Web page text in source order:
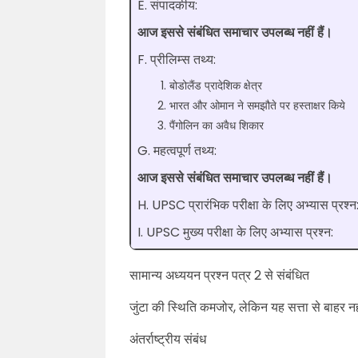
E. संपादकीय:
आज इससे संबंधित समाचार उपलब्ध नहीं हैं।
F. प्रीलिम्स तथ्य:
बोडोलैंड प्रादेशिक क्षेत्र
भारत और ओमान ने समझौते पर हस्ताक्षर किये
पैंगोलिन का अवैध शिकार
G. महत्वपूर्ण तथ्य:
आज इससे संबंधित समाचार उपलब्ध नहीं हैं।
H. UPSC प्रारंभिक परीक्षा के लिए अभ्यास प्रश्न:
I. UPSC मुख्य परीक्षा के लिए अभ्यास प्रश्न:
सामान्य अध्ययन प्रश्न पत्र 2 से संबंधित
जुंटा की स्थिति कमजोर, लेकिन यह सत्ता से बाहर
अंतर्राष्ट्रीय संबंध